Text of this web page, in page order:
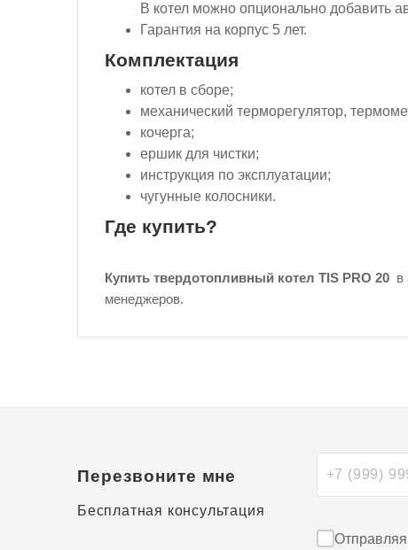
В котел можно опционально добавить
Гарантия на корпус 5 лет.
Комплектация
котел в сборе;
механический терморегулятор,
кочерга;
ершик для чистки;
инструкция по эксплуатации;
чугунные колосники.
Где купить?
Купить твердотопливный котел TIS PRO 20 в
менеджеров.
Перезвоните мне
Бесплатная консультация
Отправляя